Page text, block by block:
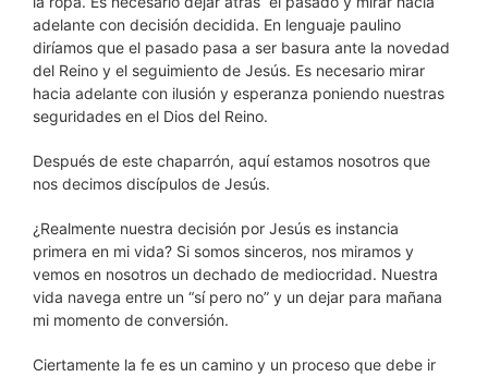
adelante con decisión decidida. En lenguaje paulino
diríamos que el pasado pasa a ser basura ante la novedad
del Reino y el seguimiento de Jesús. Es necesario mirar
hacia adelante con ilusión y esperanza poniendo nuestras
seguridades en el Dios del Reino.
Después de este chaparrón, aquí estamos nosotros que
nos decimos discípulos de Jesús.
¿Realmente nuestra decisión por Jesús es instancia
primera en mi vida? Si somos sinceros, nos miramos y
vemos en nosotros un dechado de mediocridad. Nuestra
vida navega entre un “sí pero no” y un dejar para mañana
mi momento de conversión.
Ciertamente la fe es un camino y un proceso que debe ir